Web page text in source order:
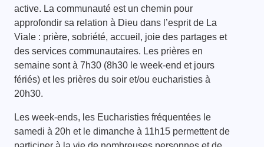
active. La communauté est un chemin pour
approfondir sa relation à Dieu dans l’esprit de La
Viale : prière, sobriété, accueil, joie des partages et
des services communautaires. Les prières en
semaine sont à 7h30 (8h30 le week-end et jours
fériés) et les prières du soir et/ou eucharisties à
20h30.
Les week-ends, les Eucharisties fréquentées le
samedi à 20h et le dimanche à 11h15 permettent de